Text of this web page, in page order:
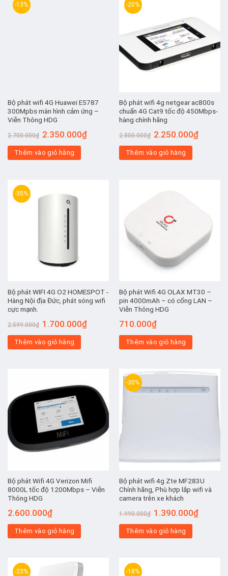
-13%
Bộ phát wifi 4G Huawei E5787
300Mpbs màn hình cảm ứng –
Viễn Thông HDG
2.700.000₫ Giá
gốc
là:
2.700.000₫.
2.350.000₫Giá
2.350.000₫.
Thêm vào giỏ hàng
-20%
Bộ phát wifi 4g netgear ac800s
chuẩn 4G Cat9 tốc độ 450Mbps-
hàng chính hãng
2.800.000₫ Giá
gốc
là:
2.800.000₫.
2.250.000₫Giá
Thêm vào giỏ hàng
-35%
Bộ phát WIFI 4G O2 HOMESPOT -
Hàng Nội địa Đức, phát sóng wifi
cực mạnh.
2.599.000₫ Giá
gốc
là:
2.599.000₫.
1.700.000₫Giá
1.700.000₫.
Thêm vào giỏ hàng
Bộ phát Wifi 4G OLAX MT30 –
pin 4000mAh – có cổng LAN –
Viễn Thông HDG
710.000₫
Thêm vào giỏ hàng
Bộ phát Wifi 4G Verizon Mifi
8000L tốc độ 1200Mbps – Viễn
Thông HDG
2.600.000₫
Thêm vào giỏ hàng
-30%
Bộ phát wifi 4g Zte MF283U
Chính hãng, Phù hợp lắp wifi và
camera trên xe khách
1.990.000₫ Giá
gốc
là:
1.990.000₫.
1.390.000₫Giá
Thêm vào giỏ hàng
-23% -18%